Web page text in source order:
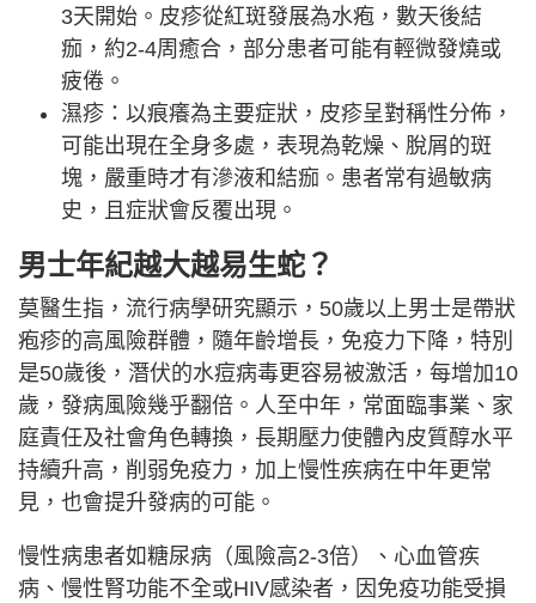
3天開始。皮疹從紅斑發展為水疱，數天後結
痂，約2-4周癒合，部分患者可能有輕微發燒或
疲倦。
濕疹：以痕癢為主要症狀，皮疹呈對稱性分佈，
可能出現在全身多處，表現為乾燥、脫屑的斑
塊，嚴重時才有滲液和結痂。患者常有過敏病
史，且症狀會反覆出現。
男士年紀越大越易生蛇？
莫醫生指，流行病學研究顯示，50歲以上男士是帶狀
疱疹的高風險群體，隨年齡增長，免疫力下降，特別
是50歲後，潛伏的水痘病毒更容易被激活，每增加10
歲，發病風險幾乎翻倍。人至中年，常面臨事業、家
庭責任及社會角色轉換，長期壓力使體內皮質醇水平
持續升高，削弱免疫力，加上慢性疾病在中年更常
見，也會提升發病的可能。
慢性病患者如糖尿病（風險高2-3倍）、心血管疾
病、慢性腎功能不全或HIV感染者，因免疫功能受損